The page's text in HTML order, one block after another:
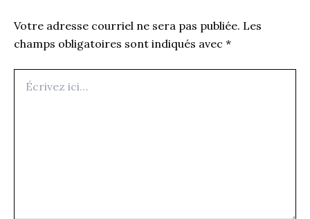
Votre adresse courriel ne sera pas publiée. Les
champs obligatoires sont indiqués avec *
ici…